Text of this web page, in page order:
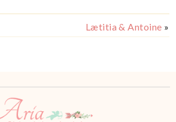
Lætitia & Antoine »